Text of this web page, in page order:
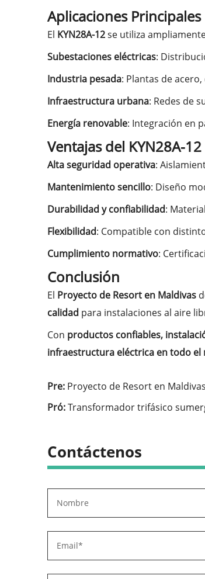
Aplicaciones Principales
El KYN28A-12se utiliza
Subestaciones eléctricas:
Industria pesada: Plantas de
Infraestructura urbana: Redes de
Energía renovable: Integración en
Ventajas del KYN28A-
Alta seguridad operativa:
Mantenimiento sencillo: Diseño
Durabilidad y confiabilidad:
Flexibilidad: Compatible con
Cumplimiento normativo:
Conclusión
El Proyecto de Resort en Maldivas
calidad para instalaciones al aire
Con productos confiables,
infraestructura eléctrica en todo el
Pre: Proyecto de Resort en
Pró:Transformador trifásico
Contáctenos